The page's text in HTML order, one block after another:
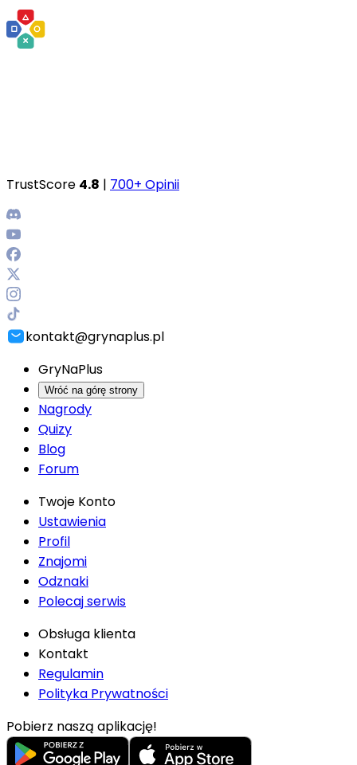
TrustScore 4.8 | 700+ Opinii
kontakt@grynaplus.pl
GryNaPlus
Wróć na górę strony
Nagrody
Quizy
Blog
Forum
Twoje Konto
Ustawienia
Profil
Znajomi
Odznaki
Polecaj serwis
Obsługa klienta
Kontakt
Regulamin
Polityka Prywatności
Pobierz naszą aplikację!